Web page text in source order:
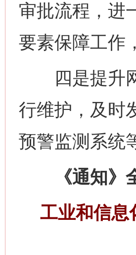
审批流程，进
要素保障工作
四是提升网
行维护，及时
预警监测系统
《通知》全
工业和信息